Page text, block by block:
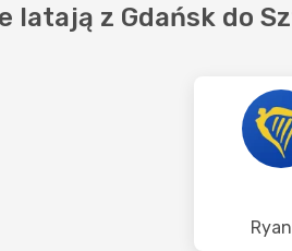
latają z Gdańsk do